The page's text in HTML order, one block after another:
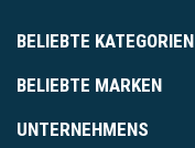
BELIEBTE KATEGORIEN
BELIEBTE MARKEN
UNTERNEHMENS